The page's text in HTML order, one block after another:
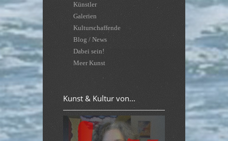
Künstler
Galerien
Kulturschaffende
Blog / News
Dabei sein!
Meer Kunst
Kunst & Kultur von...